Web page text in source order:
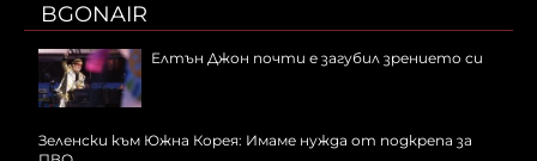
BGONAIR
Елтън Джон почти е загубил зрението си
Зеленски към Южна Корея: Имаме нужда от подкрепа за